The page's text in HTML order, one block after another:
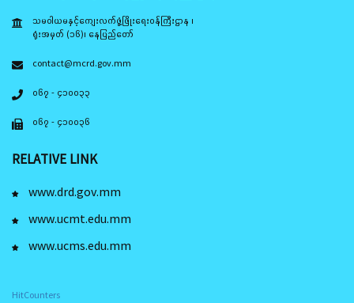
သမဝါယမနှင့်ကျေးလက်ဖွံ့ဖြိုးရေးဝန်ကြီးဌာန ၊
ရုံးအမှတ် (၁၆)၊ နေပြည်တော်
contact@mcrd.gov.mm
၀၆၇ - ၄၁၀၀၃၃
၀၆၇ - ၄၁၀၀၃၆
RELATIVE LINK
www.drd.gov.mm
www.ucmt.edu.mm
www.ucms.edu.mm
HitCounters